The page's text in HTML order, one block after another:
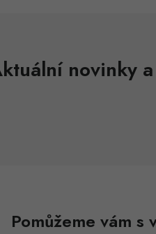
novinky
Pomůžeme vám s